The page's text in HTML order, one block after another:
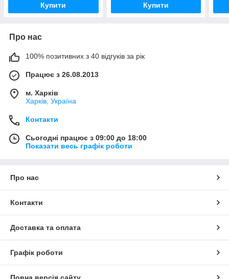
Купити Купити
Про нас
100% позитивних з 40 відгуків за рік
Працює з 26.08.2013
м. Харків
Харків, Україна
Контакти
Сьогодні працює з 09:00 до 18:00
Показати весь графік роботи
Про нас
Контакти
Доставка та оплата
Графік роботи